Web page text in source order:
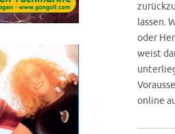
lassen.
oder
weist
online